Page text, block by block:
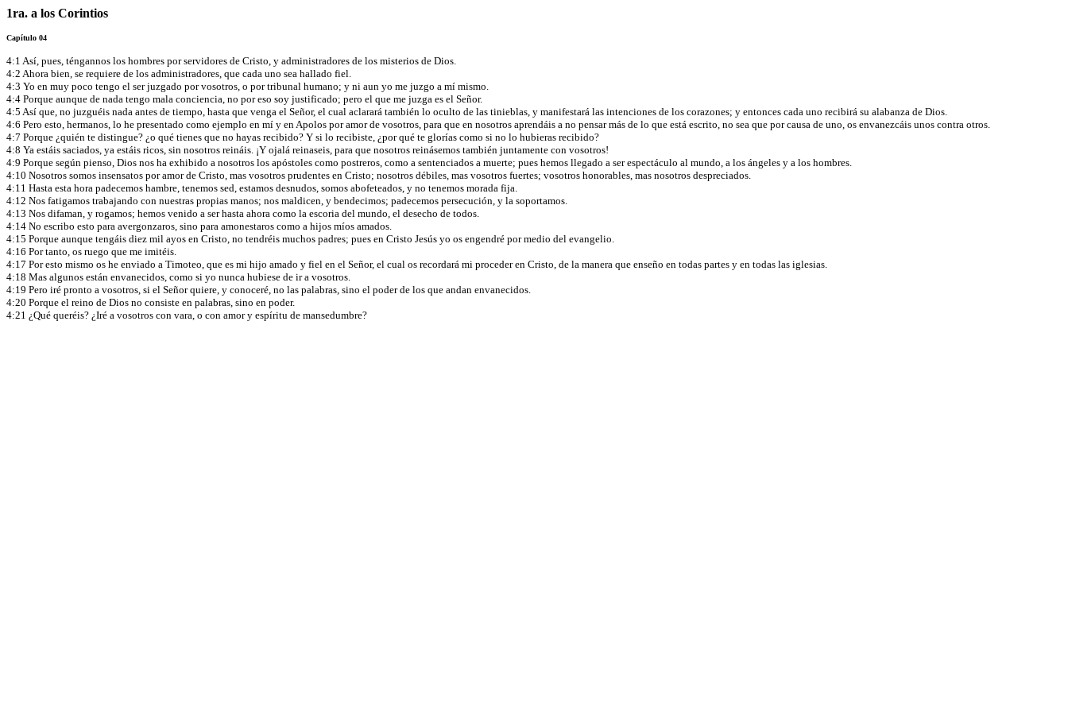
1ra. a los Corintios
Capítulo 04
4:1 Así, pues, téngannos los hombres por servidores de Cristo, y administradores de los misterios de Dios.
4:2 Ahora bien, se requiere de los administradores, que cada uno sea hallado fiel.
4:3 Yo en muy poco tengo el ser juzgado por vosotros, o por tribunal humano; y ni aun yo me juzgo a mí mismo.
4:4 Porque aunque de nada tengo mala conciencia, no por eso soy justificado; pero el que me juzga es el Señor.
4:5 Así que, no juzguéis nada antes de tiempo, hasta que venga el Señor, el cual aclarará también lo oculto de las tinieblas, y manifestará las intenciones de los corazones; y entonces cada uno recibirá su alabanza de Dios.
4:6 Pero esto, hermanos, lo he presentado como ejemplo en mí y en Apolos por amor de vosotros, para que en nosotros aprendáis a no pensar más de lo que está escrito, no sea que por causa de uno, os envanezcáis unos contra otros.
4:7 Porque ¿quién te distingue? ¿o qué tienes que no hayas recibido? Y si lo recibiste, ¿por qué te glorías como si no lo hubieras recibido?
4:8 Ya estáis saciados, ya estáis ricos, sin nosotros reináis. ¡Y ojalá reinaseis, para que nosotros reinásemos también juntamente con vosotros!
4:9 Porque según pienso, Dios nos ha exhibido a nosotros los apóstoles como postreros, como a sentenciados a muerte; pues hemos llegado a ser espectáculo al mundo, a los ángeles y a los hombres.
4:10 Nosotros somos insensatos por amor de Cristo, mas vosotros prudentes en Cristo; nosotros débiles, mas vosotros fuertes; vosotros honorables, mas nosotros despreciados.
4:11 Hasta esta hora padecemos hambre, tenemos sed, estamos desnudos, somos abofeteados, y no tenemos morada fija.
4:12 Nos fatigamos trabajando con nuestras propias manos; nos maldicen, y bendecimos; padecemos persecución, y la soportamos.
4:13 Nos difaman, y rogamos; hemos venido a ser hasta ahora como la escoria del mundo, el desecho de todos.
4:14 No escribo esto para avergonzaros, sino para amonestaros como a hijos míos amados.
4:15 Porque aunque tengáis diez mil ayos en Cristo, no tendréis muchos padres; pues en Cristo Jesús yo os engendré por medio del evangelio.
4:16 Por tanto, os ruego que me imitéis.
4:17 Por esto mismo os he enviado a Timoteo, que es mi hijo amado y fiel en el Señor, el cual os recordará mi proceder en Cristo, de la manera que enseño en todas partes y en todas las iglesias.
4:18 Mas algunos están envanecidos, como si yo nunca hubiese de ir a vosotros.
4:19 Pero iré pronto a vosotros, si el Señor quiere, y conoceré, no las palabras, sino el poder de los que andan envanecidos.
4:20 Porque el reino de Dios no consiste en palabras, sino en poder.
4:21 ¿Qué queréis? ¿Iré a vosotros con vara, o con amor y espíritu de mansedumbre?